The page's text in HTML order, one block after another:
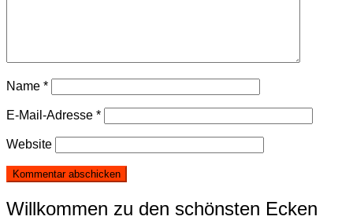
Name *
E-Mail-Adresse *
Website
Willkommen zu den schönsten Ecken